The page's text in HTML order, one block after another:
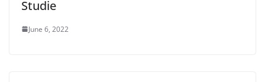
Studie
June 6, 2022